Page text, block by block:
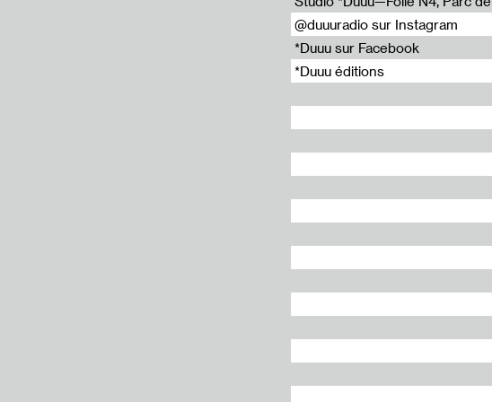
@duuuradio sur Instagram
*Duuu sur Facebook
*Duuu éditions